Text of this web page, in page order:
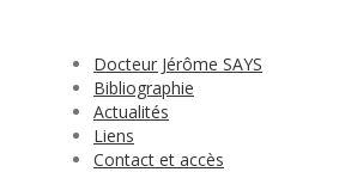
Docteur Jérôme SAYS
Bibliographie
Actualités
Liens
Contact et accès